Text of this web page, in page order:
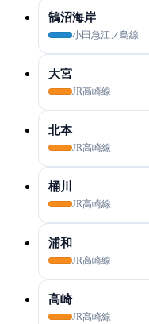
鵠沼海岸
小田急江ノ島線
大宮
JR高崎線
北本
JR高崎線
桶川
JR高崎線
浦和
JR高崎線
高崎
JR高崎線